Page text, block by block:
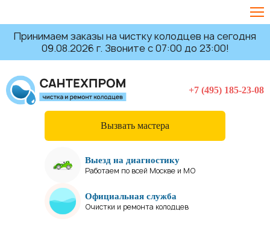
Принимаем заказы на чистку колодцев на сегодня
09.08.2026 г. Звоните с 07:00 до 23:00!
Вызвать мастера
Выезд на диагностику
Работаем по всей Москве и МО
Официальная служба
Очистки и ремонта колодцев
+7 (495) 185-23-08